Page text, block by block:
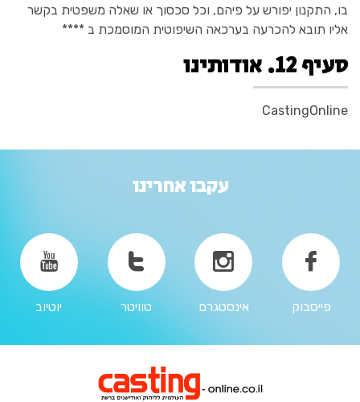
בו, התקנון יפורש על פיהם, וכל סכסוך או שאלה משפטית בקשר
אליו תובא להכרעה בערכאה השיפוטית המוסמכת ב ****
סעיף 12. אודותינו
CastingOnline
עקבו אחרינו
פייסבוק אינסטגרם טוויטר יוטיוב